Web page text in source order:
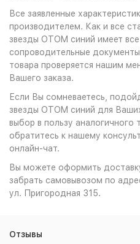
Все заявленные
производителем. Как и все
звезды OTOM синий имеет
сопроводительные
товара проверяется нашим
Вашего заказа.
Если Вы сомневаетесь,
звезды OTOM синий для
выбор в пользу аналогичного
обратитесь к нашему
онлайн-чат.
Вы можете оформить
забрать самовывозом по
ул. Пригородная 315.
Отзывы